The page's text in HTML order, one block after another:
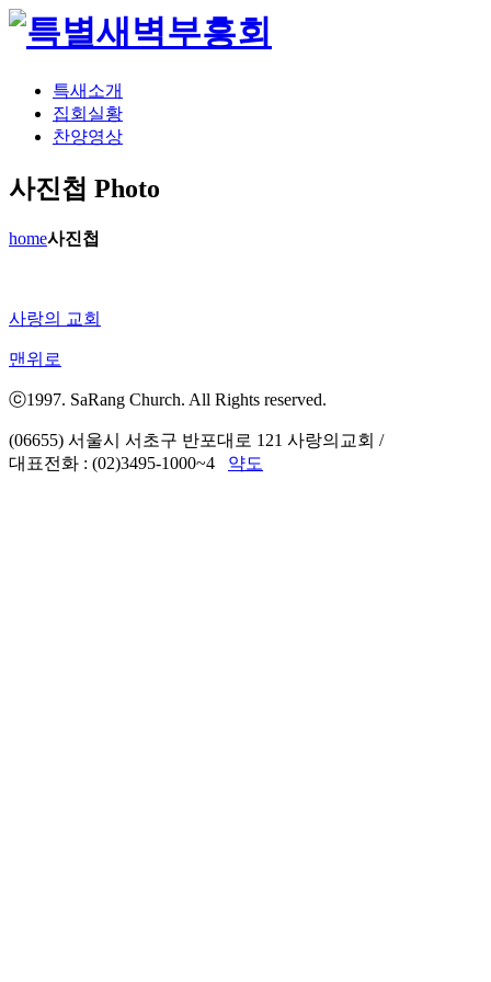
특새소개
집회실황
찬양영상
사진첩 Photo
home사진첩
사랑의 교회
맨위로
ⓒ1997. SaRang Church. All Rights reserved.
(06655) 서울시 서초구 반포대로 121 사랑의교회 /
대표전화 : (02)3495-1000~4 약도